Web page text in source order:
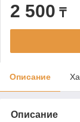
2 500 ₸
Описание
Описание